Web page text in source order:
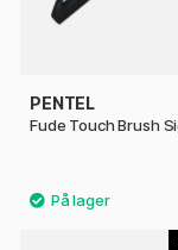
PENTEL
Fude Touch Brush